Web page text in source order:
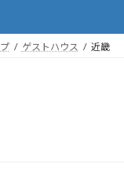
ゲストハウス 近畿